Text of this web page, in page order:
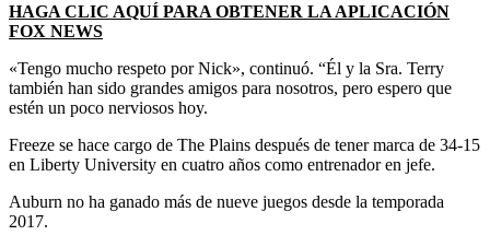
HAGA CLIC AQUÍ PARA OBTENER LA APLICACIÓN
FOX NEWS
«Tengo mucho respeto por Nick», continuó. “Él y la Sra. Terry
también han sido grandes amigos para nosotros, pero espero que
estén un poco nerviosos hoy.
Freeze se hace cargo de The Plains después de tener marca de 34-15
en Liberty University en cuatro años como entrenador en jefe.
Auburn no ha ganado más de nueve juegos desde la temporada
2017.